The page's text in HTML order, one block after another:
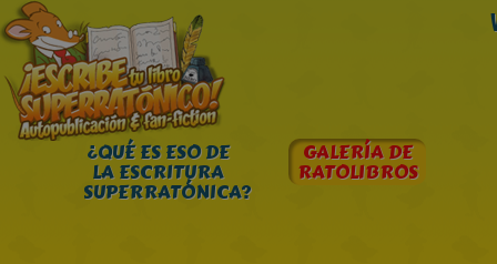
¿QUÉ ES ESO DE
LA ESCRITURA
SUPERRATÓNICA?
GALERÍA DE
RATOLIBROS